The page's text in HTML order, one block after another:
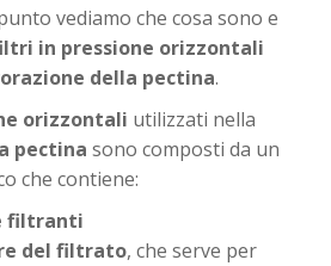
vediamo che cosa sono e
in pressione orizzontali
della pectina.
orizzontali utilizzati nella
pectina sono composti da un
che contiene:
filtranti
del filtrato, che serve per